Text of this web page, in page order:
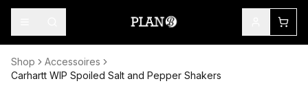
Shop
Accessoires
Carhartt WIP Spoiled Salt and Pepper Shakers